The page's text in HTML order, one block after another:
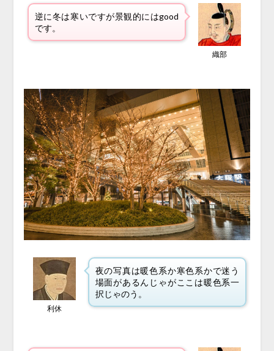
逆に冬は寒いですが景観的にはgood
です。
織部
利休
夜の写真は暖色系か寒色系かで迷う
場面があるんじゃがここは暖色系一
択じゃのう。